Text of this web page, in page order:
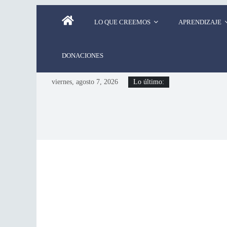
LO QUE CREEMOS APRENDIZAJE
DONACIONES
viernes, agosto 7, 2026 Lo último: